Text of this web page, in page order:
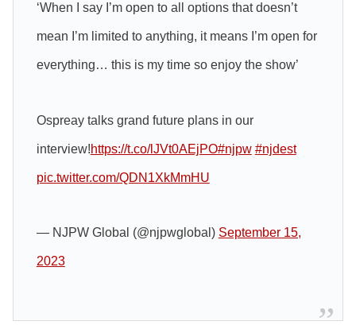
‘When I say I’m open to all options that doesn’t
mean I’m limited to anything, it means I’m open for
everything… this is my time so enjoy the show’
Ospreay talks grand future plans in our
interview!https://t.co/lJVt0AEjPO#njpw #njdest
pic.twitter.com/QDN1XkMmHU
— NJPW Global (@njpwglobal) September 15,
2023